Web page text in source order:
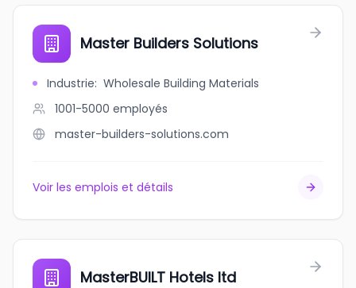
Master Builders Solutions
Industrie: Wholesale Building Materials
1001-5000 employés
master-builders-solutions.com
Voir les emplois et détails
MasterBUILT Hotels ltd